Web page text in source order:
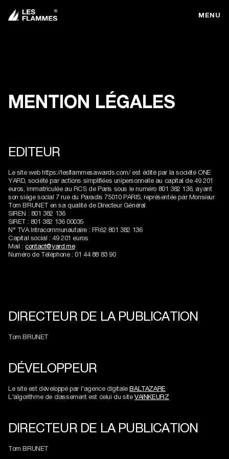
MENU
MENTION LÉGALES
EDITEUR
Le site web https://lesflammesawards.com/ est édité par la société ONE
YARD, société par actions simplifiées unipersonnelle au capital de 49 201
euros, immatriculée au RCS de Paris sous le numéro 801 382 136, ayant
son siège social 7 rue du Paradis 75010 PARIS, représentée par Monsieur
Tom BRUNET en sa qualité de Directeur Général
SIREN : 801 382 136
SIRET : 801 382 136 00035
N° TVA Intracommunautaire : FR62 801 382 136
Capital social : 49 201 euros
Mail :contact@yard.me
Numéro de Téléphone : 01 44 88 83 90
DIRECTEUR DE LA PUBLICATION
Tom BRUNET
DÉVELOPPEUR
Le site est développé par l'agence digitaleBALTAZARE
L'algorithme de classement est celui du siteVAINKEURZ
DIRECTEUR DE LA PUBLICATION
Tom BRUNET